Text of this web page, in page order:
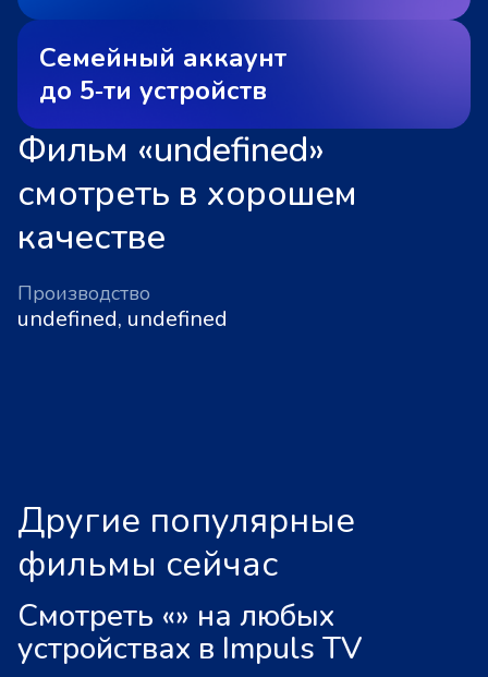
Семейный аккаунт
до 5‑ти устройств
Фильм «undefined»
смотреть в хорошем
качестве
Производство
undefined, undefined
Другие популярные
фильмы сейчас
Смотреть «» на любых
устройствах в Impuls TV